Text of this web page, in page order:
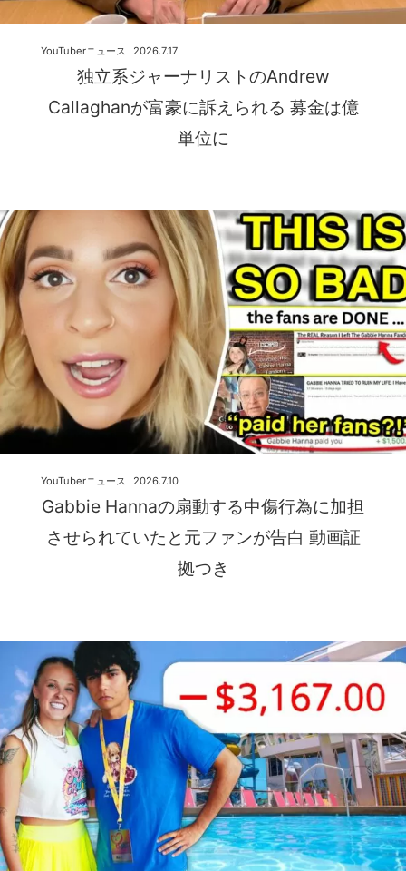
独立系ジャーナリストのAndrew
Callaghanが富豪に訴えられる 募金は億
単位に
2026.7.17
YouTuberニュース
Gabbie Hannaの扇動する中傷行為に加担
させられていたと元ファンが告白 動画証
拠つき
2026.7.10
YouTuberニュース